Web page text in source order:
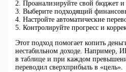
2. Проанализируйте свой бюджет и
3. Выберите подходящий
4. Настройте автоматические
5. Контролируйте прогресс и
Этот подход помогает копить
нестабильном доходе. Например,
в таблице и при каждом
переводил сверхприбыль в «цель».